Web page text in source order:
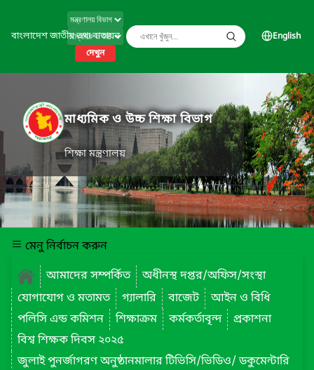
বাংলাদেশ জাতীয় তথ্য বাতায়ন
দেখুন
English
মাধ্যমিক ও উচ্চ শিক্ষা বিভাগ
শিক্ষা মন্ত্রণালয়
মেনু নির্বাচন করুন
আমাদের সম্পর্কিত
অধীনস্থ দপ্তর/অফিস/সংস্থা
যোগাযোগ ও মতামত
গ্যালারি বাজেট
আইন ও বিধি
পলিসি এন্ড কমিশন
শিক্ষাক্রম কর্মকর্তাবৃন্দ
প্রকাশনা
বিশ্ব শিক্ষক দিবস ২০২৫
জুলাই পুনর্জাগরণ অনুষ্ঠানমালার টিভিসি/ভিডিও/ ডকুমেন্টারি